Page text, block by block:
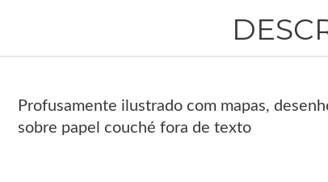
Profusamente ilustrado com mapas,
sobre papel couché fora de texto